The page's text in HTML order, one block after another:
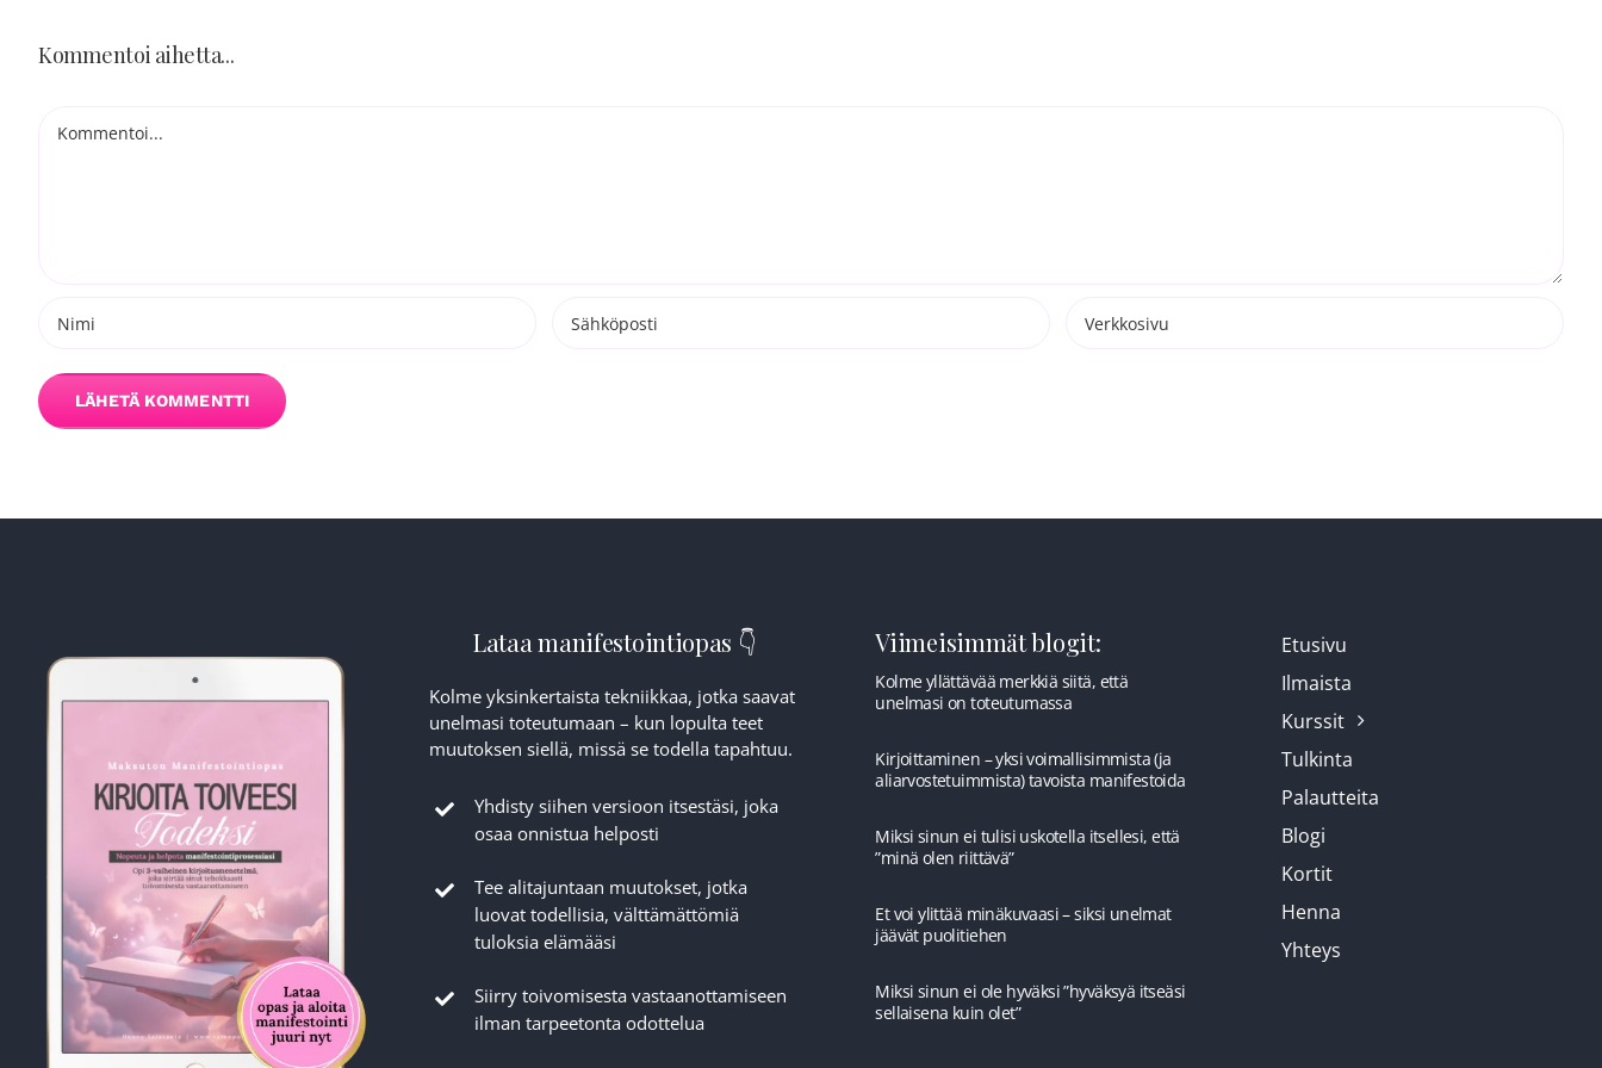
Kommentoi aihetta...
Lataa manifestointiopas 👇
Kolme yksinkertaista tekniikkaa, jotka saavat
unelmasi toteutumaan – kun lopulta teet
muutoksen siellä, missä se todella tapahtuu.
Yhdisty siihen versioon itsestäsi, joka
osaa onnistua helposti
Tee alitajuntaan muutokset, jotka
luovat todellisia, välttämättömiä
tuloksia elämääsi
Siirry toivomisesta vastaanottamiseen
ilman tarpeetonta odottelua
Viimeisimmät blogit:
Kolme yllättävää merkkiä siitä, että
unelmasi on toteutumassa
Kirjoittaminen – yksi voimallisimmista (ja
aliarvostetuimmista) tavoista manifestoida
Miksi sinun ei tulisi uskotella itsellesi, että
”minä olen riittävä”
Et voi ylittää minäkuvaasi – siksi unelmat
jäävät puolitiehen
Miksi sinun ei ole hyväksi ”hyväksyä itseäsi
sellaisena kuin olet”
Etusivu
Ilmaista
Kurssit
Tulkinta
Palautteita
Blogi
Kortit
Henna
Yhteys